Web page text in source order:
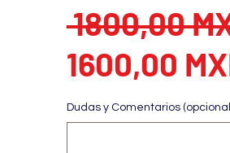
1800,00
1600,00
Dudas y Comentarios